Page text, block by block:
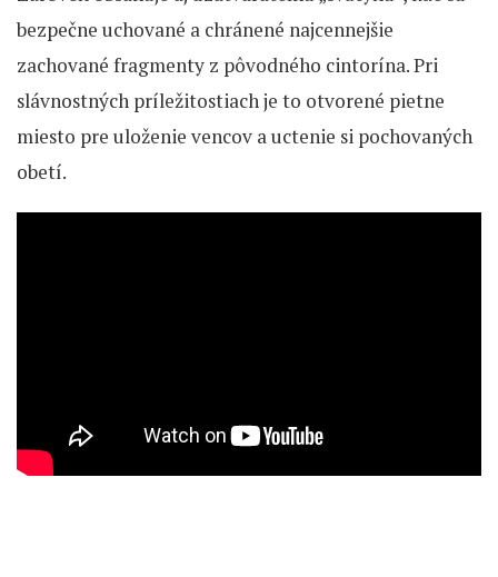
bezpečne uchované a chránené najcennejšie
zachované fragmenty z pôvodného cintorína. Pri
slávnostných príležitostiach je to otvorené pietne
miesto pre uloženie vencov a uctenie si pochovaných
obetí.